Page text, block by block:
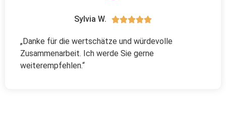
Sylvia W. 
„Danke für die wertschätze und würdevolle
Zusammenarbeit. Ich werde Sie gerne
weiterempfehlen.“